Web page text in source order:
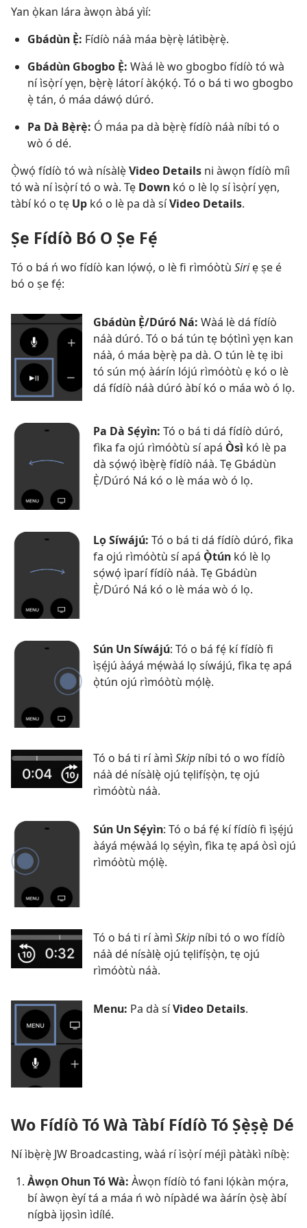
Yan ọ̀kan lára àwọn àbá yìí:
Gbádùn Ẹ̀: Fídíò náà máa bẹ̀rẹ̀ látìbẹ̀rẹ̀.
Gbádùn Gbogbo Ẹ̀: Wàá lè wo gbogbo fídíò tó wà
ní ìsọ̀rí yẹn, bẹ̀rẹ̀ látorí àkọ́kọ́. Tó o bá ti wo gbogbo
ẹ̀ tán, ó máa dáwọ́ dúró.
Pa Dà Bẹ̀rẹ̀: Ó máa pa dà bẹ̀rẹ̀ fídíò náà níbi tó o
wò ó dé.
Ọ̀wọ́ fídíò tó wà nísàlẹ̀Video Details ni àwọn fídíò míì
tó wà ní ìsọ̀rí tó o wà. Tẹ Down kó o lè lọ sí ìsọ̀rí yẹn,
tàbí kó o tẹ Up kó o lè pa dà síVideo Details.
Ṣe Fídíò Bó O Ṣe Fẹ́
Tó o bá ń wo fídíò kan lọ́wọ́, o lè fi rìmóòtù Siriẹ ṣe é
bó o ṣe fẹ́:
Gbádùn Ẹ̀/Dúró Ná: Wàá lè dá fídíò
náà dúró. Tó o bá tún tẹ bọ́tìnì yẹn kan
náà, ó máa bẹ̀rẹ̀ pa dà. O tún lè tẹ ibi
tó sún mọ́ àárín lójú rìmóòtù ẹ kó o lè
dá fídíò náà dúró àbí kó o máa wò ó lọ.
Pa Dà Sẹ́yìn: Tó o bá ti dá fídíò dúró,
fìka fa ojú rìmóòtù sí apá Òsì kó lè pa
dà sọ́wọ́ ìbẹ̀rẹ̀ fídíò náà. Tẹ Gbádùn
Ẹ̀/Dúró Ná kó o lè máa wò ó lọ.
Lọ Síwájú: Tó o bá ti dá fídíò dúró, fìka
fa ojú rìmóòtù sí apá Ọ̀tún kó lè lọ
sọ́wọ́ ìparí fídíò náà. Tẹ Gbádùn
Ẹ̀/Dúró Ná kó o lè máa wò ó lọ.
Sún Un Síwájú: Tó o bá fẹ́ kí fídíò fi
ìṣẹ́jú àáyá mẹ́wàá lọ síwájú, fìka tẹ apá
ọ̀tún ojú rìmóòtù mọ́lẹ̀.
Tó o bá ti rí àmì Skip níbi tó o wo fídíò
náà dé nísàlẹ̀ ojú tẹlifíṣọ̀n, tẹ ojú
rìmóòtù náà.
Sún Un Sẹ́yìn: Tó o bá fẹ́ kí fídíò fi ìṣẹ́jú
àáyá mẹ́wàá lọ sẹ́yìn, fìka tẹ apá òsì ojú
rìmóòtù mọ́lẹ̀.
Tó o bá ti rí àmì Skip níbi tó o wo fídíò
náà dé nísàlẹ̀ ojú tẹlifíṣọ̀n, tẹ ojú
rìmóòtù náà.
Menu: Pa dà síVideo Details.
Wo Fídíò Tó Wà Tàbí Fídíò Tó Ṣẹ̀ṣẹ̀ Dé
Ní ìbẹ̀rẹ̀ JW Broadcasting, wàá rí ìsọ̀rí méjì pàtàkì níbẹ̀:
Àwọn Ohun Tó Wà: Àwọn fídíò tó fani lọ́kàn mọ́ra,
bí àwọn èyí tá a máa ń wò nípàdé wa àárín ọ̀sẹ̀ àbí
nígbà ìjọsìn ìdílé.